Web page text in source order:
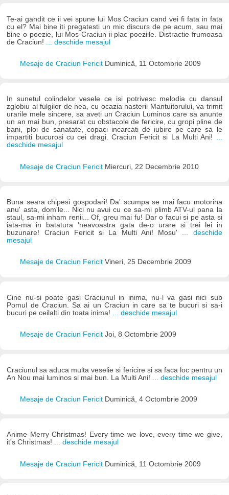
Te-ai gandit ce ii vei spune lui Mos Craciun cand vei fi fata in fata
cu el? Mai bine iti pregatesti un mic discurs de pe acum, sau mai
bine o poezie, lui Mos Craciun ii plac poeziile. Distractie frumoasa
de Craciun!
... deschide mesajul
Mesaje de Craciun Fericit Duminică, 11 Octombrie 2009
In sunetul colindelor vesele ce isi potrivesc melodia cu dansul
zglobiu al fulgilor de nea, cu ocazia nasterii Mantuitorului, va trimit
urarile mele sincere, sa aveti un Craciun Luminos care sa anunte
un an mai bun, presarat cu obstacole de fericire, cu gropi pline de
bani, ploi de sanatate, copaci incarcati de iubire pe care sa le
impartiti bucurosi cu cei dragi. Craciun Fericit si La Multi Ani! ...
deschide mesajul
Mesaje de Craciun Fericit Miercuri, 22 Decembrie 2010
Buna seara chipesi gospodari! Da' scumpa se mai facu motorina
anu' asta, dom'le... Nici nu avui cu ce sa-mi plimb ATV-ul pana la
staul, sa-mi inham renii... Of, greu mai fu! Dar o facui si pe asta si
iata-ma in batatura 'neavoastra gata de-o urare si trei lei in
buzunare! Craciun Fericit si La Multi Ani! Mosu' ... deschide
mesajul
Mesaje de Craciun Fericit Vineri, 25 Decembrie 2009
Cine nu-si poate gasi Craciunul in inima, nu-l va gasi nici sub
Pomul de Craciun. Sa ai un Craciun in care sa te bucuri si sa-i
bucuri pe ceilalti din toata inima!
... deschide mesajul
Mesaje de Craciun Fericit Joi, 8 Octombrie 2009
Craciunul sa aduca multa veselie si fericire si sa faca loc pentru un
An Nou mai luminos si mai bun. La Multi Ani!
... deschide mesajul
Mesaje de Craciun Fericit Duminică, 4 Octombrie 2009
Anime Merry Christmas! Every time we love, every time we give,
it's Christmas! ... deschide mesajul
Mesaje de Craciun Fericit Duminică, 11 Octombrie 2009